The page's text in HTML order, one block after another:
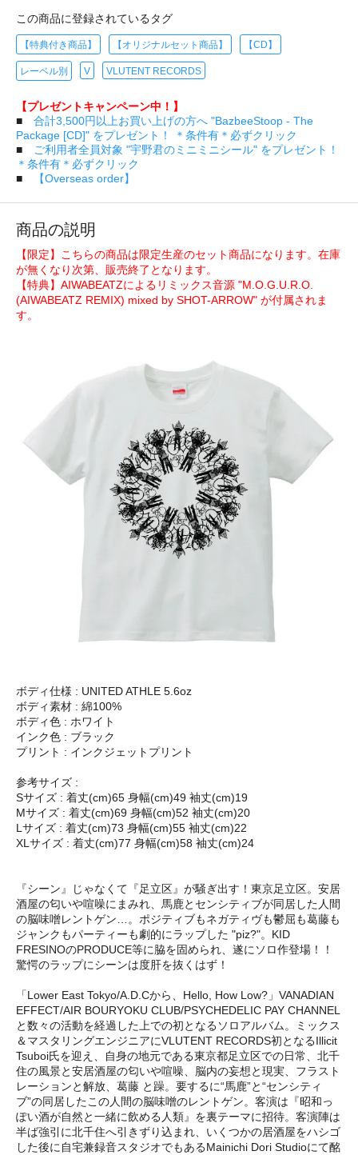
この商品に登録されているタグ
【特典付き商品】 【オリジナルセット商品】 【CD】
レーベル別 V VLUTENT RECORDS
【プレゼントキャンペーン中！】
■ 合計3,500円以上お買い上げの方へ "BazbeeStoop - The
Package [CD]" をプレゼント！ ＊条件有＊必ずクリック
■
ご利用者全員対象 "宇野君のミニミニシール" をプレゼント！
＊条件有＊必ずクリック
■
【Overseas order】
商品の説明
【限定】こちらの商品は限定生産のセット商品になります。在庫
が無くなり次第、販売終了となります。
【特典】AIWABEATZによるリミックス音源 "M.O.G.U.R.O.
(AIWABEATZ REMIX) mixed by SHOT-ARROW" が付属されま
す。
ボディ仕様 : UNITED ATHLE 5.6oz
ボディ素材 : 綿100%
ボディ色 : ホワイト
インク色 : ブラック
プリント : インクジェットプリント
参考サイズ :
Sサイズ : 着丈(cm)65 身幅(cm)49 袖丈(cm)19
Mサイズ : 着丈(cm)69 身幅(cm)52 袖丈(cm)20
Lサイズ : 着丈(cm)73 身幅(cm)55 袖丈(cm)22
XLサイズ : 着丈(cm)77 身幅(cm)58 袖丈(cm)24
『シーン』じゃなくて『足立区』が騒ぎ出す！東京足立区。安居
酒屋の匂いや喧噪にまみれ、馬鹿とセンシティブが同居した人間
の脳味噌レントゲン…。ポジティブもネガティヴも鬱屈も葛藤も
ジャンクもパーティーも劇的にラップした "piz?"。KID
FRESINOのPRODUCE等に脇を固められ、遂にソロ作登場！！
驚愕のラップにシーンは度肝を抜くはず！
「Lower East Tokyo/A.D.Cから、Hello, How Low?」VANADIAN
EFFECT/AIR BOURYOKU CLUB/PSYCHEDELIC PAY CHANNEL
と数々の活動を経過した上での初となるソロアルバム。ミックス
＆マスタリングエンジニアにVLUTENT RECORDS初となるIllicit
Tsuboi氏を迎え、自身の地元である東京都足立区での日常、北千
住の風景と安居酒屋の匂いや喧噪、脳内の妄想と現実、フラスト
レーションと解放、葛藤 と躁。要するに“馬鹿”と“センシティ
ブ”の同居したこの人間の脳味噌のレントゲン。客演は『昭和っ
ぽい酒が自然と一緒に飲める人類』を裏テーマに招待。客演陣は
半ば強引に北千住へ引きずり込まれ、いくつかの居酒屋をハシゴ
した後に自宅兼録音スタジオでもあるMainichi Dori Studioにて酩